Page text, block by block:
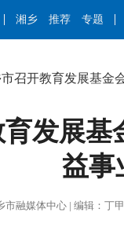
湘乡 推荐 专题
召开教育发展基金
发展基
益事
融媒体中心 | 编辑：丁